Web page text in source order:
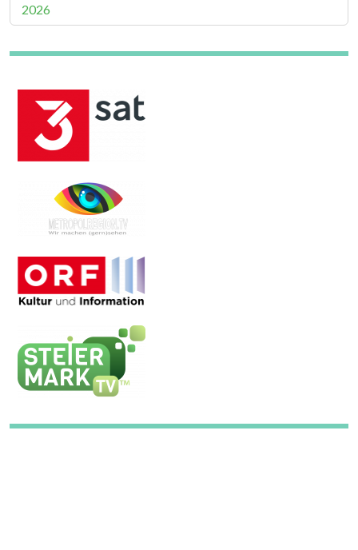
2026